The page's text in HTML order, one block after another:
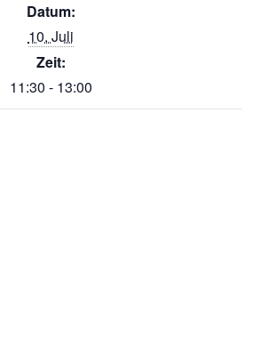
Datum:
10. Juli
Zeit:
11:30 - 13:00